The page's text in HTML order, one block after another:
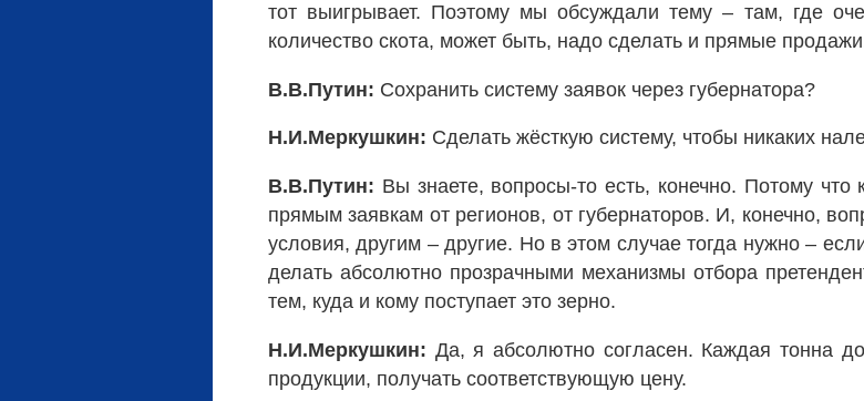
тот выигрывает. Поэтому мы обсуждали тему – там, где
количество скота, может быть, надо сделать и прямые
В.В.Путин: Сохранить систему заявок через губернатора?
Н.И.Меркушкин: Сделать жёсткую систему, чтобы никаких
В.В.Путин: Вы знаете, вопросы-то есть, конечно. Потому
прямым заявкам от регионов, от губернаторов. И, конечно,
условия, другим – другие. Но в этом случае тогда нужно –
делать абсолютно прозрачными механизмы отбора
тем, куда и кому поступает это зерно.
Н.И.Меркушкин: Да, я абсолютно согласен. Каждая тонна
продукции, получать соответствующую цену.